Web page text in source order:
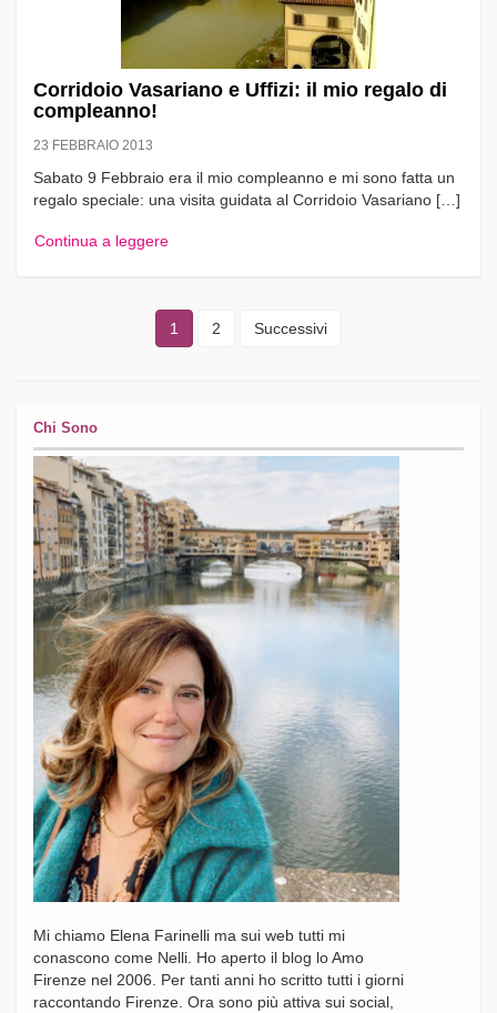
Corridoio Vasariano e Uffizi: il mio regalo di
compleanno!
23 FEBBRAIO 2013
Sabato 9 Febbraio era il mio compleanno e mi sono fatta un
regalo speciale: una visita guidata al Corridoio Vasariano […]
Continua a leggere
1 2 Successivi
Chi Sono
Mi chiamo Elena Farinelli ma sui web tutti mi
conascono come Nelli. Ho aperto il blog lo Amo
Firenze nel 2006. Per tanti anni ho scritto tutti i giorni
raccontando Firenze. Ora sono più attiva sui social,